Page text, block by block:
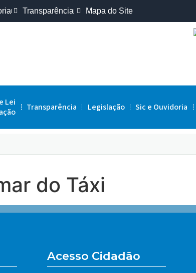
Transparência Mapa do Site
Lei
Transparência Legislação Sic e Ouvidoria
do Táxi
Acesso Cidadão